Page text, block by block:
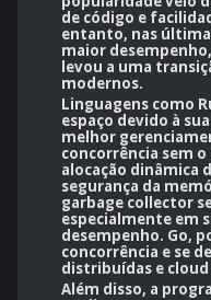
de código e
entanto, nas
maior
levou a uma
modernos.
Linguagens como
espaço devido à
melhor
concorrência sem o
alocação dinâmica
segurança da
garbage collector
especialmente em
desempenho. Go,
concorrência e se
distribuídas e
Além disso, a